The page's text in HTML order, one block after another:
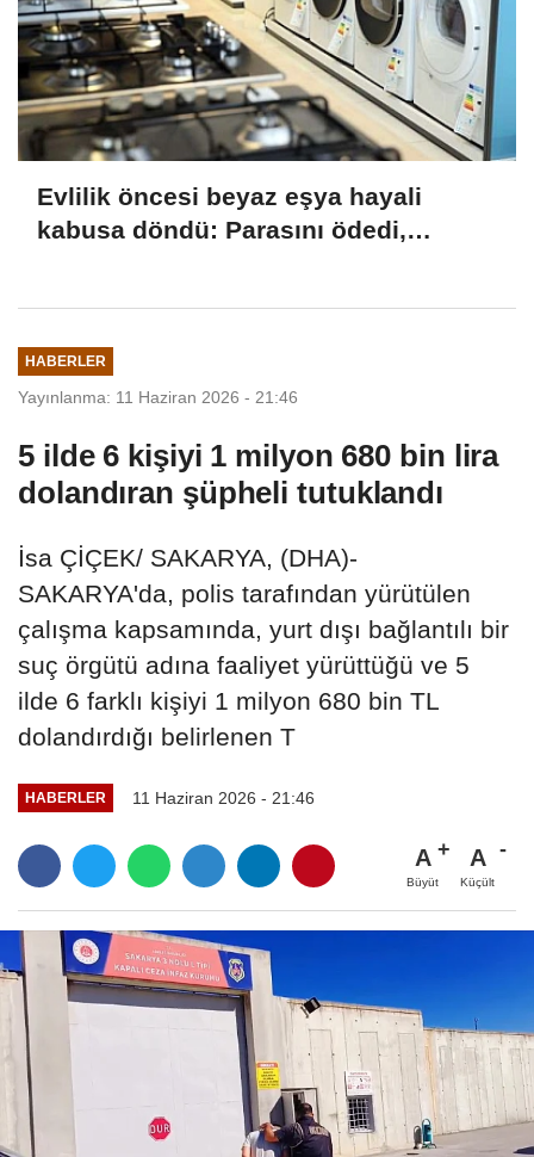
Evlilik öncesi beyaz eşya hayali
kabusa döndü: Parasını ödedi,
HABERLER
Yayınlanma: 11 Haziran 2026 - 21:46
5 ilde 6 kişiyi 1 milyon 680 bin lira
dolandıran şüpheli tutuklandı
İsa ÇİÇEK/ SAKARYA, (DHA)-
SAKARYA'da, polis tarafından yürütülen
çalışma kapsamında, yurt dışı bağlantılı bir
suç örgütü adına faaliyet yürüttüğü ve 5
ilde 6 farklı kişiyi 1 milyon 680 bin TL
dolandırdığı belirlenen T
HABERLER 11 Haziran 2026 - 21:46
A
Büyüt
A
Küçült